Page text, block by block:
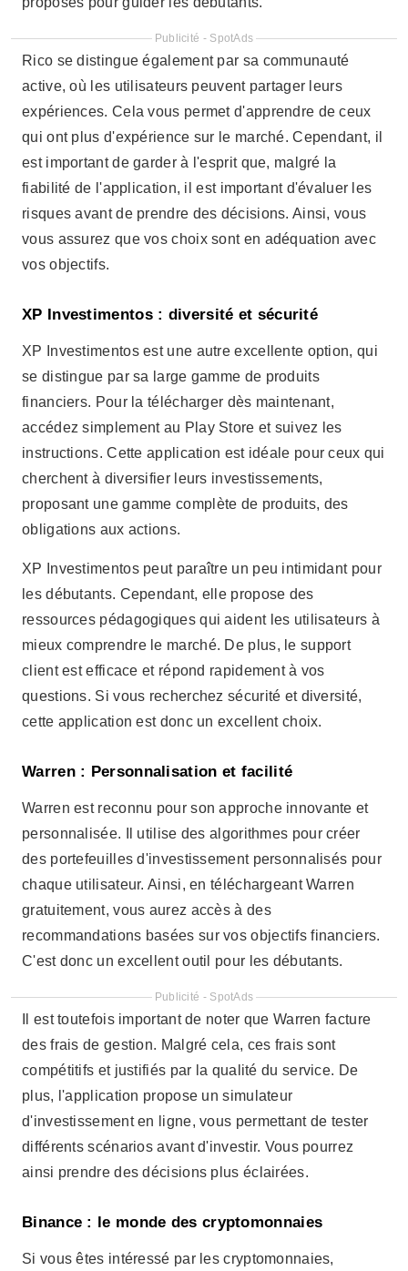
vous assurez que vos choix sont en adéquation avec
vos objectifs.
XP Investimentos : diversité et sécurité
XP Investimentos est une autre excellente option, qui
se distingue par sa large gamme de produits
financiers. Pour la télécharger dès maintenant,
accédez simplement au Play Store et suivez les
instructions. Cette application est idéale pour ceux qui
cherchent à diversifier leurs investissements,
proposant une gamme complète de produits, des
ressources pédagogiques qui aident les utilisateurs à
mieux comprendre le marché. De plus, le support
client est efficace et répond rapidement à vos
questions. Si vous recherchez sécurité et diversité,
cette application est donc un excellent choix.
Warren est reconnu pour son approche innovante et
personnalisée. Il utilise des algorithmes pour créer
des portefeuilles d'investissement personnalisés pour
chaque utilisateur. Ainsi, en téléchargeant Warren
gratuitement, vous aurez accès à des
recommandations basées sur vos objectifs financiers.
C'est donc un excellent outil pour les débutants.
Publicité - SpotAds
des frais de gestion. Malgré cela, ces frais sont
compétitifs et justifiés par la qualité du service. De
plus, l'application propose un simulateur
d'investissement en ligne, vous permettant de tester
différents scénarios avant d'investir. Vous pourrez
ainsi prendre des décisions plus éclairées.
Binance : le monde des cryptomonnaies
Si vous êtes intéressé par les cryptomonnaies,
Binance est un incontournable. Cette application de
cryptomonnaies, adaptée aux débutants, propose une
large gamme de devises numériques, ainsi que des
fonctionnalités avancées pour les traders
expérimentés. Pour commencer, téléchargez-la
simplement sur le Play Store et créez un compte.
De plus, Binance propose des tutoriels détaillés pour
aider les nouveaux venus à comprendre le marché